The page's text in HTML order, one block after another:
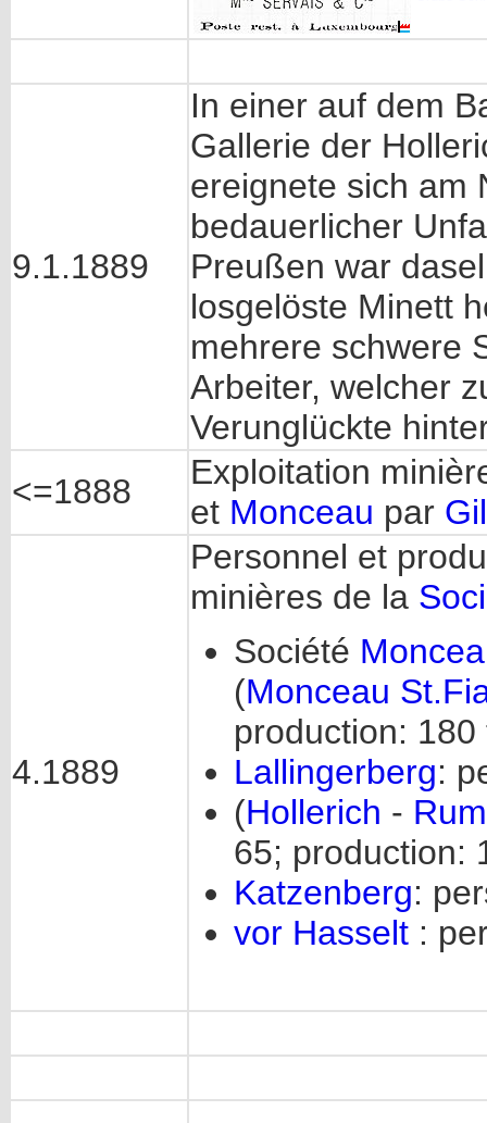
9.1.1889
In einer auf dem
Gallerie der
ereignete sich am
bedauerlicher
Preußen war
losgelöste Minett
mehrere schwere
Arbeiter, welcher
Verunglückte
<=1888
Exploitation
et Monceau par
4.1889
Personnel et
minières de la
Société
(Monceau
production: 180
Lallingerberg:
(Hollerich -
65; production:
Katzenberg:
vor Hasselt :